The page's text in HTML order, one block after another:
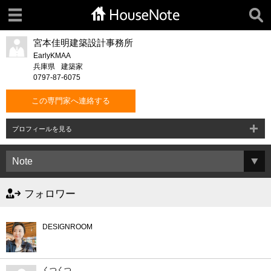
宮本佳明建築設計事務所
EarlyKMAA
兵庫県
建築家
0797-87-6075
この専門家へ連絡する
プロフィールを見る
フォロワー
DESIGNROOM